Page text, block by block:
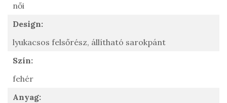
női
Design:
lyukacsos felsőrész, állítható sarokpánt
Szín:
fehér
Anyag: